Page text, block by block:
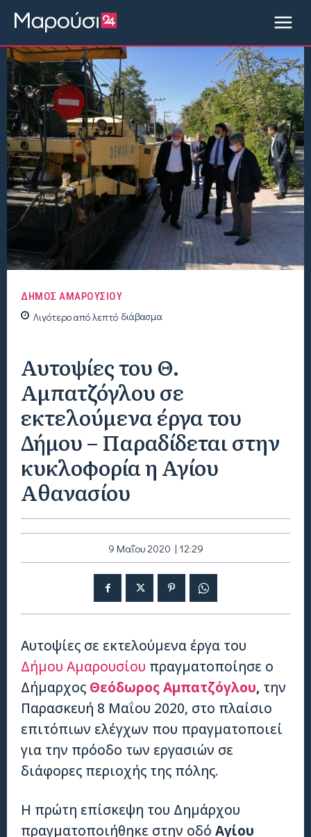
ΔΗΜΟΣ ΑΜΑΡΟΥΣΙΟΥ
Λιγότερο απόλεπτό διάβασμα
Αυτοψίες του Θ.
Αμπατζόγλου σε
εκτελούμενα έργα του
Δήμου – Παραδίδεται στην
κυκλοφορία η Αγίου
Αθανασίου
9 Μαΐου 2020 | 12:29
Αυτοψίες σε εκτελούμενα έργα του
Δήμου Αμαρουσίου πραγματοποίησε ο
Δήμαρχος Θεόδωρος Αμπατζόγλου, την
Παρασκευή 8 Μαΐου 2020, στο πλαίσιο
επιτόπιων ελέγχων που πραγματοποιεί
για την πρόοδο των εργασιών σε
διάφορες περιοχής της πόλης.​
Η πρώτη επίσκεψη του Δημάρχου
πραγματοποιήθηκε στην οδό Αγίου